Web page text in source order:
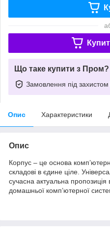
Що таке купити з Пром?
Замовлення під захистом
Опис Характеристики
Опис
Корпус – це основа
складові в єдине ціле.
сучасна актуальна пропозиція
домашньої комп’ютерної